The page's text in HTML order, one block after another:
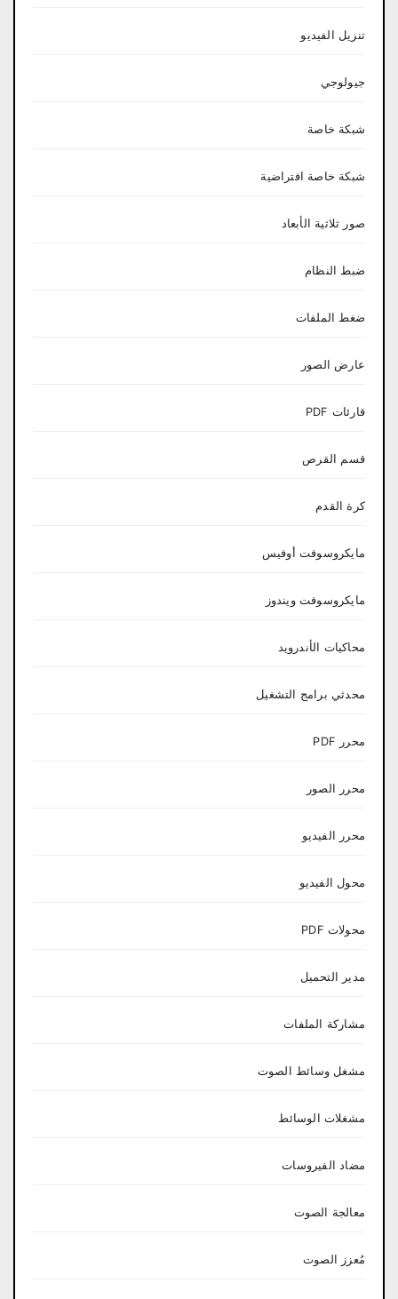
تنزيل الفيديو
جيولوجي
شبكة خاصة
شبكة خاصة افتراضية
صور ثلاثية الأبعاد
ضبط النظام
ضغط الملفات
عارض الصور
قارئات PDF
قسم القرص
كرة القدم
مايكروسوفت أوفيس
مايكروسوفت ويندوز
محاكيات الأندرويد
محدثي برامج التشغيل
محرر PDF
محرر الصور
محرر الفيديو
محول الفيديو
محولات PDF
مدير التحميل
مشاركة الملفات
مشغل وسائط الصوت
مشغلات الوسائط
مضاد الفيروسات
معالجة الصوت
مُعزز الصوت